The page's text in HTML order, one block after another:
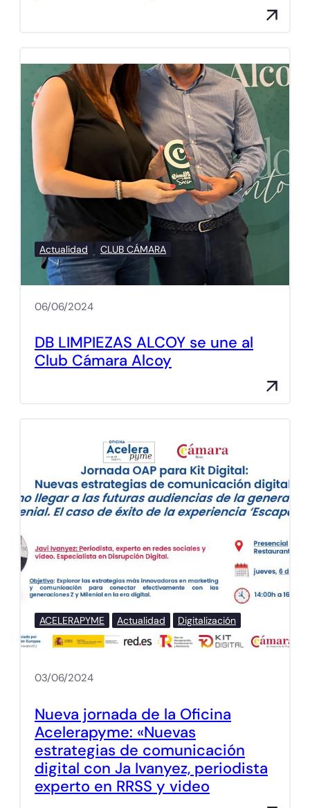
Actualidad CLUB CÁMARA
06/06/2024
DB LIMPIEZAS ALCOY se une al
Club Cámara Alcoy
ACELERAPYME Actualidad Digitalización
03/06/2024
Nueva jornada de la Oficina
Acelerapyme: «Nuevas
estrategias de comunicación
digital con Ja Ivanyez, periodista
experto en RRSS y video